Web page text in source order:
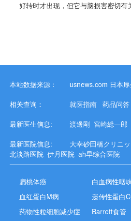
好转时才出现，但它与脑损害密切
本站数据来源： usnews.com 日本
相关查询： 就医指南 药品问答
最新医生信息: 渡邊剛 宮崎総一郎
最新医院信息: 大幸砂田橋クリニ
北淡路医院 伊月医院 ah早综合医院
扁桃体癌
白血病性咽
血红蛋白M病
遗传性蛋白
药物性粒细胞减少症
Barrett食管